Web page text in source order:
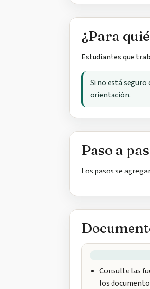
¿Para
Estudiantes que
Si no está seguro
orientación.
Paso a
Los pasos se
Consulte las
los